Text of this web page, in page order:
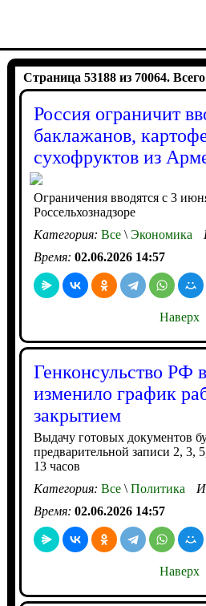
Страница 53188 из 70064.
Россия ограничит
баклажанов,
сухофруктов из
Ограничения вводятся с 3
Россельхознадзоре
Категория: Все\Экономика
Время: 02.06.2026 14:57
Наверх
Генконсульство РФ
изменило график
закрытием
Выдачу готовых документов
предварительной записи 2, 3,
13 часов
Категория: Все\Политика
Время: 02.06.2026 14:57
Наверх